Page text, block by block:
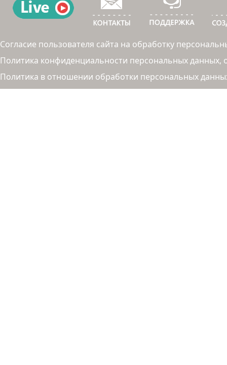
Согласие пользователя сайта на обработку
Политика конфиденциальности персональных
Политика в отношении обработки персональных